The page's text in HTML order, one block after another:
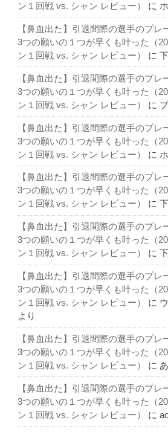
ン１回戦 vs. シャン レビュー）
に
【鼻血出た】引退間際の選手のプレ
3つの願いの１つが早くも叶った（
ン１回戦 vs. シャン レビュー）
に
【鼻血出た】引退間際の選手のプレ
3つの願いの１つが早くも叶った（
ン１回戦 vs. シャン レビュー）
に
【鼻血出た】引退間際の選手のプレ
3つの願いの１つが早くも叶った（
ン１回戦 vs. シャン レビュー）
に
【鼻血出た】引退間際の選手のプレ
3つの願いの１つが早くも叶った（
ン１回戦 vs. シャン レビュー）
に
【鼻血出た】引退間際の選手のプレ
3つの願いの１つが早くも叶った（
ン１回戦 vs. シャン レビュー）
に
【鼻血出た】引退間際の選手のプレ
3つの願いの１つが早くも叶った（
ン１回戦 vs. シャン レビュー）
に
より
【鼻血出た】引退間際の選手のプレ
3つの願いの１つが早くも叶った（
ン１回戦 vs. シャン レビュー）
に
【鼻血出た】引退間際の選手のプレ
3つの願いの１つが早くも叶った（
ン１回戦 vs. シャン レビュー）
に